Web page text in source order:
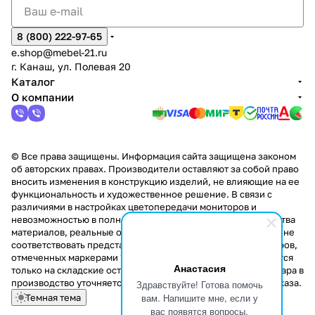
Анастасия
Здравствуйте! Готова помочь
вам. Напишите мне, если у
вас появятся вопросы.
8 (800) 222-97-65
e.shop@mebel-21.ru
г. Канаш, ул. Полевая 20
Каталог
О компании
© Все права защищены. Информация сайта защищена законом
об авторских правах. Производители оставляют за собой право
вносить изменения в конструкцию изделий, не влияющие на ее
функциональность и художественное решение. В связи с
различиями в настройках цветопередачи мониторов и
невозможностью в полной мере передать некоторые свойства
материалов, реальные оттенки и текстуры продукции могут не
соответствовать представленным на сайте. Стоимость товаров,
отмеченных маркерами "Скидка!" и "Акция!" распространяется
только на складские остатки. Стоимость заказа данного товара в
производство уточняется у менеджера при оформлении заказа.
Темная тема